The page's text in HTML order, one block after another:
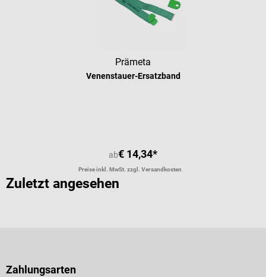
Prämeta
Venenstauer-Ersatzband
ab€ 14,34*
Preise inkl. MwSt. zzgl. Versandkosten
Zuletzt angesehen
Zahlungsarten